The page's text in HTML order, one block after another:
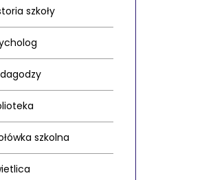
szkoły
szkolna